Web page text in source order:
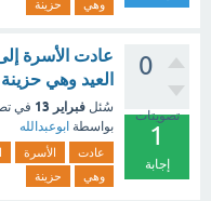
وهي
حزينة
0
تصويتات
1
إجابة
عادت الأسرة
العيد وهي
سُئل فبراير 13 في
بواسطة ابوعبدالله
عادت الأسرة
وهي
حزينة